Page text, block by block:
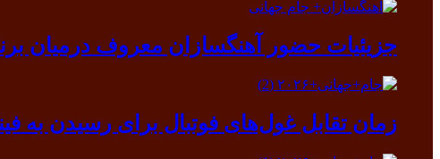
جزیئیات حضور آهنگسازان معروف درمیان
زمان تقابل غول‌های فوتبال برای رسیدن به